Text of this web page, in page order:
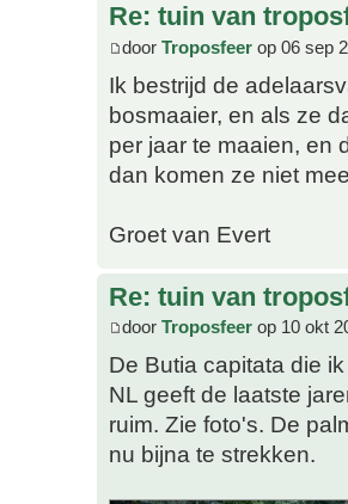
Re: tuin van
door Troposfeer op 06 sep
Ik bestrijd de
bosmaaier, en als ze
per jaar te maaien, en
dan komen ze niet
Groet van Evert
Re: tuin van
door Troposfeer op 10 okt
De Butia capitata die
NL geeft de laatste
ruim. Zie foto's. De
nu bijna te strekken.